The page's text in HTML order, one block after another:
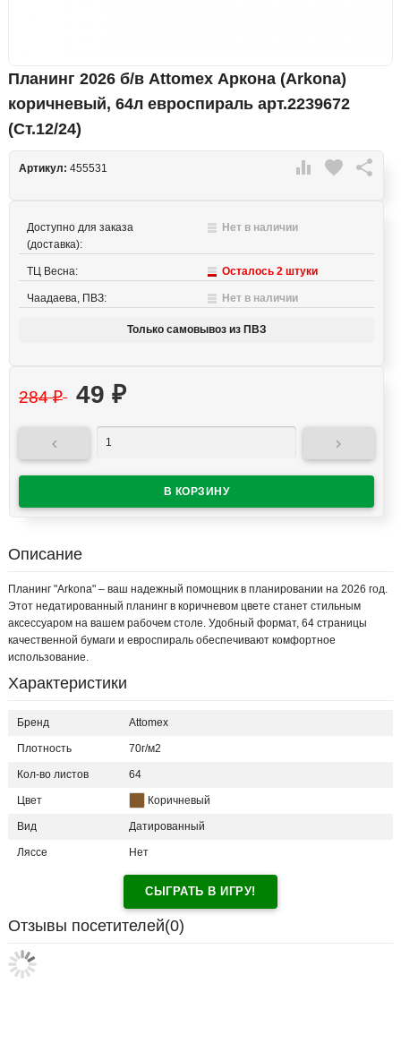
Планинг 2026 б/в Attomex Аркона (Arkona)
коричневый, 64л евроспираль арт.2239672
(Ст.12/24)
 favorite 
Артикул: 455531
Доступно для заказа
(доставка):
Нет в наличии
ТЦ Весна: Осталось 2 штуки
Чаадаева, ПВЗ: Нет в наличии
Только самовывоз из ПВЗ
284₽ 49 ₽
 
Описание
Планинг "Arkona" – ваш надежный помощник в планировании на 2026 год.
Этот недатированный планинг в коричневом цвете станет стильным
аксессуаром на вашем рабочем столе. Удобный формат, 64 страницы
качественной бумаги и евроспираль обеспечивают комфортное
использование.
Характеристики
Бренд Attomex
Плотность 70г/м2
Кол-во листов 64
Цвет Коричневый
Вид Датированный
Ляссе Нет
СЫГРАТЬ В ИГРУ!
Отзывы посетителей(0)